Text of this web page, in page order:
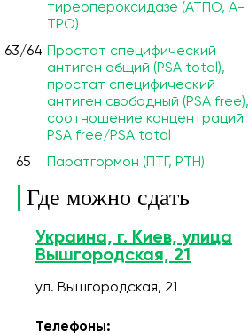
тиреопероксидазе (ATПO, A-
TPO)
63/64
Простат специфический
антиген общий (PSA total),
простат специфический
антиген свободный (PSA free),
соотношение концентраций
PSA free/PSA total
65 Паратгормон (ПТГ, PTH)
Где можно сдать
Украина, г. Киев, улица
Вышгородская, 21
ул. Вышгородская, 21
Телефоны: